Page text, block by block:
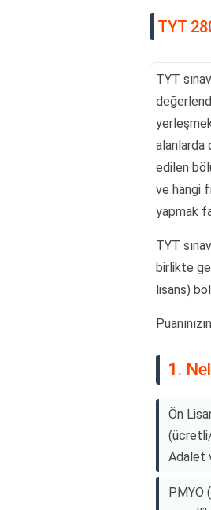
TYT
TYT
alanlarda
edilen
ve hangi
yapmak
TYT
birlikte
lisans)
1.
Ön
(ücretli/
Adalet
PMYO